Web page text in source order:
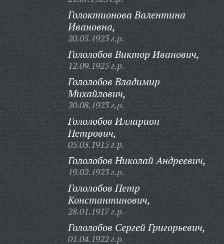
Голоктионова Валентина
Ивановна,
20.05.1923 г.р.
Гололобов Виктор Иванович,
12.09.1925 г.р.
Гололобов Владимир
Михайлович,
20.08.1923 г.р.
Гололобов Илларион
Петрович,
05.03.1915 г.р.
Гололобов Николай Андреевич,
19.02.1923 г.р.
Гололобов Петр
Константинович,
28.01.1917 г.р.
Гололобов Сергей Григорьевич,
01.04.1922 г.р.